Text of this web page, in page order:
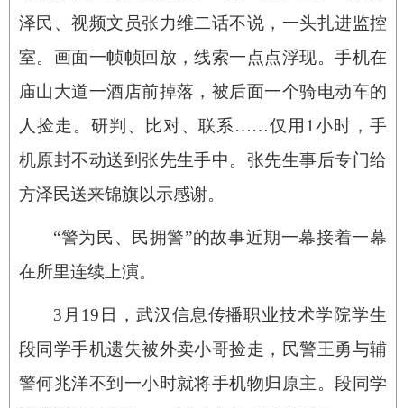
泽民、视频文员张力维二话不说，一头扎进监控
室。画面一帧帧回放，线索一点点浮现。手机在
庙山大道一酒店前掉落，被后面一个骑电动车的
人捡走。研判、比对、联系……仅用1小时，手
机原封不动送到张先生手中。张先生事后专门给
方泽民送来锦旗以示感谢。
“警为民、民拥警”的故事近期一幕接着一幕
在所里连续上演。
3月19日，武汉信息传播职业技术学院学生
段同学手机遗失被外卖小哥捡走，民警王勇与辅
警何兆洋不到一小时就将手机物归原主。段同学